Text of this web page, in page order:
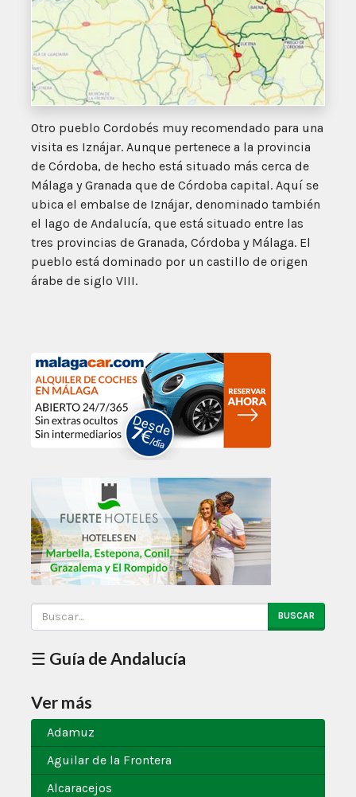
Otro pueblo Cordobés muy recomendado para una
visita es Iznájar. Aunque pertenece a la provincia
de Córdoba, de hecho está situado más cerca de
Málaga y Granada que de Córdoba capital. Aquí se
ubica el embalse de Iznájar, denominado también
el lago de Andalucía, que está situado entre las
tres provincias de Granada, Córdoba y Málaga. El
pueblo está dominado por un castillo de origen
árabe de siglo VIII.
BUSCAR
☰ Guía de Andalucía
Ver más
Adamuz
Aguilar de la Frontera
Alcaracejos